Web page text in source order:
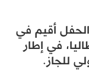
أقيم في
في إطار
للجاز.